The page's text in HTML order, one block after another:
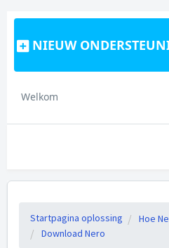
NIEUW
Welkom
Startpagina oplossing
Hoe
Download Nero